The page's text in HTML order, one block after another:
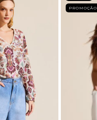
PROMOÇÃO